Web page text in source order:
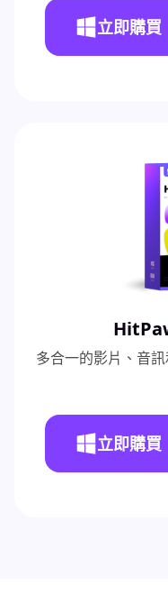
立即購買
多合一的影片、音
立即購買